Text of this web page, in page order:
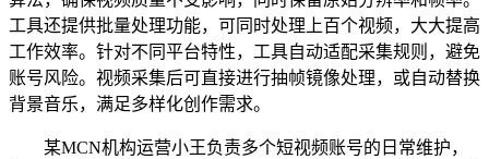
工具还提供批量处理功能，可同时处理上百个视频，大大提高
工作效率。针对不同平台特性，工具自动适配采集规则，避免
账号风险。视频采集后可直接进行抽帧镜像处理，或自动替换
背景音乐，满足多样化创作需求。
某MCN机构运营小王负责多个短视频账号的日常维护，